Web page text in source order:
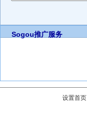
Sogou推广服务
设置首页